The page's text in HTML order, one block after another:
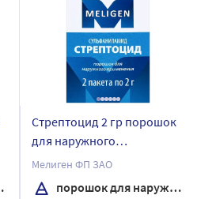
Стрептоцид 2 гр порошок
для наружного
применения 2 шт пачка
Мелиген ФП ЗАО
порошок для наружного применения